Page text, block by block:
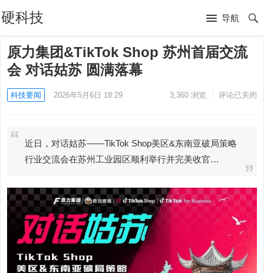
硬科技 导航
原力集团&TikTok Shop 苏州首届交流
会 对话姑苏 圆满落幕
科技要闻 2026年5月6日 18:29 3,360浏览 评论已关闭
近日，对话姑苏——TikTok Shop美区&东南亚破局策略
行业交流会在苏州工业园区顺利举行并完美收官…